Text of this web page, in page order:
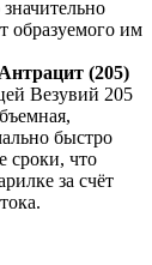
образуемого им
(205)
Везувий 205
быстро
сроки, что
за счёт